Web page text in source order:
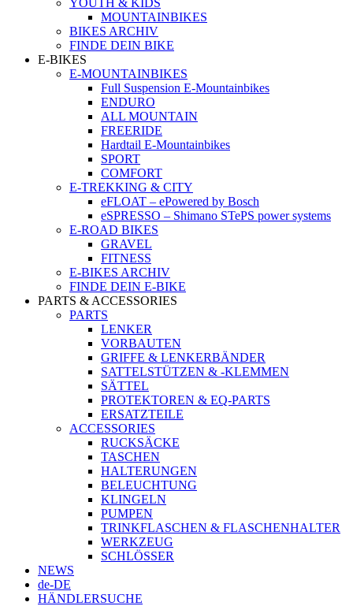
YOUTH & KIDS
MOUNTAINBIKES
BIKES ARCHIV
FINDE DEIN BIKE
E-BIKES
E-MOUNTAINBIKES
Full Suspension E-Mountainbikes
ENDURO
ALL MOUNTAIN
FREERIDE
Hardtail E-Mountainbikes
SPORT
COMFORT
E-TREKKING & CITY
eFLOAT – ePowered by Bosch
eSPRESSO – Shimano STePS power systems
E-ROAD BIKES
GRAVEL
FITNESS
E-BIKES ARCHIV
FINDE DEIN E-BIKE
PARTS & ACCESSORIES
PARTS
LENKER
VORBAUTEN
GRIFFE & LENKERBÄNDER
SATTELSTÜTZEN & -KLEMMEN
SÄTTEL
PROTEKTOREN & EQ-PARTS
ERSATZTEILE
ACCESSORIES
RUCKSÄCKE
TASCHEN
HALTERUNGEN
BELEUCHTUNG
KLINGELN
PUMPEN
TRINKFLASCHEN & FLASCHENHALTER
WERKZEUG
SCHLÖSSER
NEWS
de-DE
HÄNDLERSUCHE